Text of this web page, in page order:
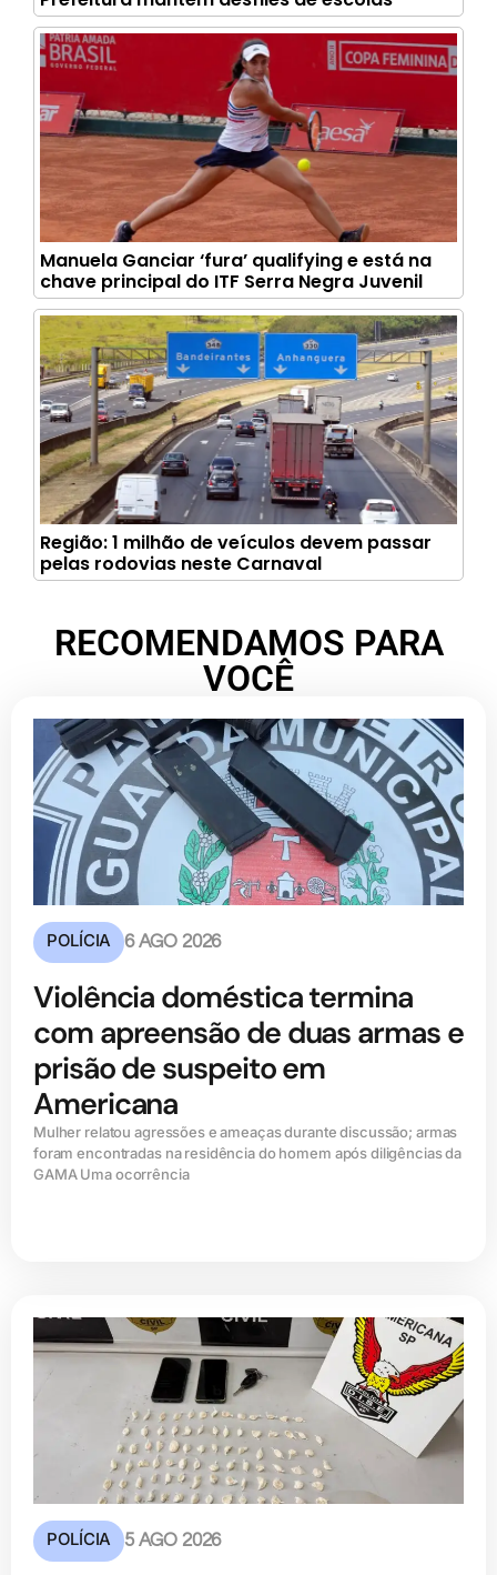
Manuela Ganciar ‘fura’ qualifying e está na
chave principal do ITF Serra Negra Juvenil
Região: 1 milhão de veículos devem passar
pelas rodovias neste Carnaval
RECOMENDAMOS PARA
VOCÊ
POLÍCIA 6 AGO 2026
Violência doméstica termina
com apreensão de duas armas e
prisão de suspeito em
Americana
Mulher relatou agressões e ameaças durante discussão; armas
foram encontradas na residência do homem após diligências da
GAMA Uma ocorrência
POLÍCIA 5 AGO 2026